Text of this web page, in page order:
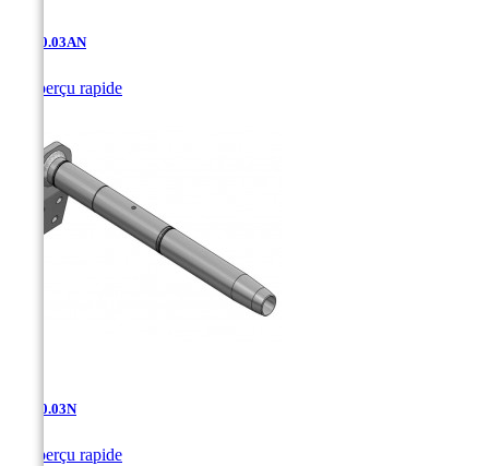
AD-10.03AN
Aperçu rapide
AD-10.03N
Aperçu rapide